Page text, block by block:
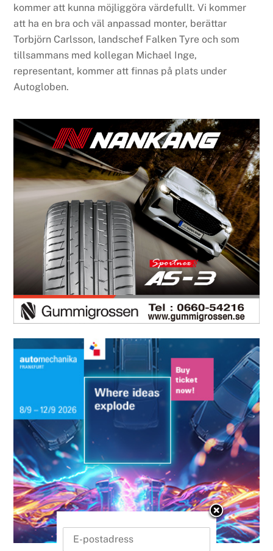
kommer att kunna möjliggöra värdefullt. Vi kommer
att ha en bra och väl anpassad monter, berättar
Torbjörn Carlsson, landschef Falken Tyre och som
tillsammans med kollegan Michael Inge,
representant, kommer att finnas på plats under
Autogloben.